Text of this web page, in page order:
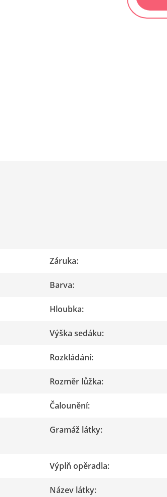
Záruka:
Barva:
Hloubka:
Výška sedáku:
Rozkládání:
Rozměr lůžka:
Čalounění:
Gramáž látky:
Výplň opěradla:
Název látky: